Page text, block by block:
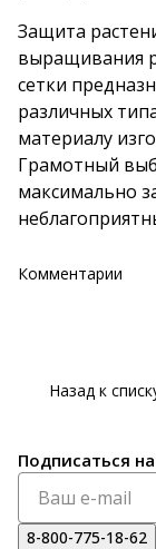
Защита
выращивания
сетки
различных
материалу
Грамотный
максимально
Комментарии
Назад к
Подписаться
8-800-775-18-62